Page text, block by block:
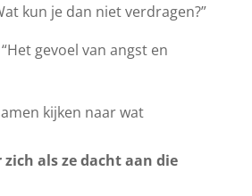
kun je dan niet verdragen?”
gevoel van angst en
kijken naar wat
als ze dacht aan die